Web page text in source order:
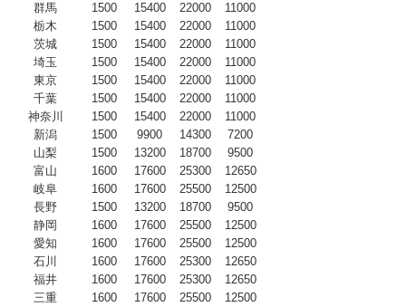
群馬
1500 15400 22000
11000
栃木
1500 15400 22000
11000
茨城
1500 15400 22000
11000
埼玉
1500 15400 22000
11000
東京
1500 15400 22000
11000
千葉
1500 15400 22000
11000
神奈川
1500 15400 22000
11000
新潟
1500 9900 14300
7200
山梨
1500 13200 18700
9500
富山
1600 17600 25300
12650
岐阜
1600 17600 25500
12500
長野
1500 13200 18700
9500
静岡
1600 17600 25500
12500
愛知
1600 17600 25500
12500
石川
1600 17600 25300
12650
福井
1600 17600 25300
12650
三重
1600 17600 25500
12500